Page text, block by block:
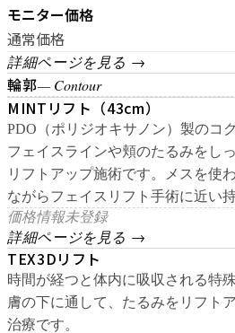
モニター価格
通常価格
詳細ページを見る →
輪郭— Contour
MINTリフト（43cm）
PDO（ポリジオキサノン）製のコ
フェイスラインや頬のたるみをし
リフトアップ施術です。メスを使
ながらフェイスリフト手術に近い
価格情報未登録
詳細ページを見る →
TEX3Dリフト
時間が経つと体内に吸収される特
膚の下に通して、たるみをリフト
治療です。